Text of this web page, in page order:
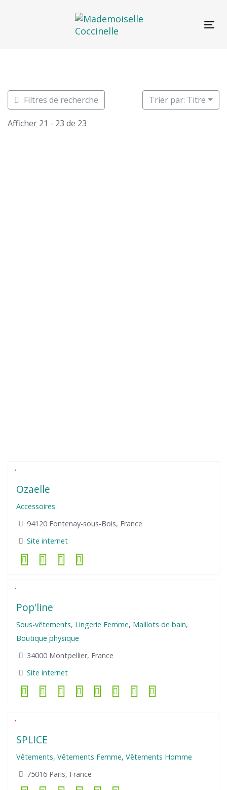
content
Filtres de recherche
Afficher 21 - 23 de 23
Trier par: Titre
Ozaelle
Accessoires
94120 Fontenay-sous-Bois, France
Site internet
Pop'line
Sous-vêtements, Lingerie Femme, Maillots de bain,
Boutique physique
34000 Montpellier, France
Site internet
SPLICE
Vêtements, Vêtements Femme, Vêtements Homme
75016 Paris, France